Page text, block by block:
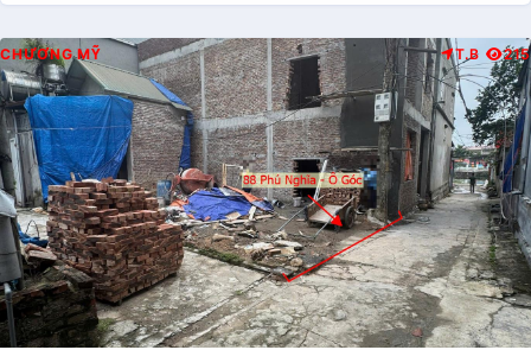
CHƯƠNG MỸ T.B 215